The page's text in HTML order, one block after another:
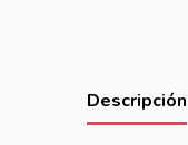
Descripción